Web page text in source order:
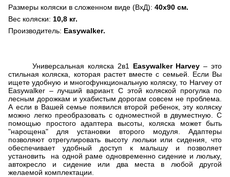
Размеры коляски в сложенном виде (ВхД): 40х90 см.
Вес коляски: 10,8 кг.
Производитель: Easywalker.
Универсальная коляска 2в1 Easywalker Harvey – это
стильная коляска, которая растет вместе с семьей. Если Вы
ищете удобную и многофункциональную коляску, то Harvey от
Easywalker – лучший вариант. С этой коляской прогулка по
лесным дорожкам и ухабистым дорогам совсем не проблема.
А если в Вашей семье появился второй ребенок, эту коляску
можно легко преобразовать с одноместной в двуместную. С
помощью простого адаптера высоты, коляска может быть
"нарощена" для установки второго модуля. Адаптеры
позволяют отрегулировать высоту люльки или сидения, что
обеспечивает удобный доступ к малышу и позволяет
установить на одной раме одновременно сидение и люльку,
автокресло и сидение или два места в любой другой
желаемой комплектации.